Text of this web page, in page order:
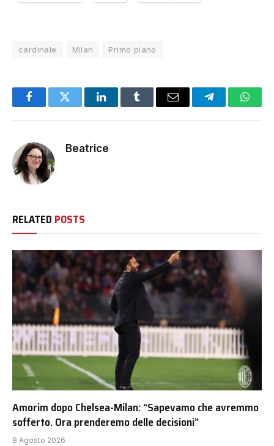
cardinale Milan Primo piano
FacebookTwitter LinkedInTumblr Email Telegram
Beatrice
RELATED POSTS
Amorim dopo Chelsea-Milan: “Sapevamo che avremmo
sofferto. Ora prenderemo delle decisioni”
8 Agosto 2026